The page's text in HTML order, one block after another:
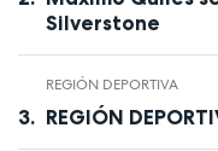
Silverstone
REGIÓN DEPORTIVA
REGIÓN